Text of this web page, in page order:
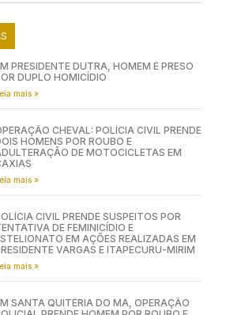
PRESIDENTE DUTRA, HOMEM É PRESO
DUPLO HOMICÍDIO
mais »
CHEVAL: POLÍCIA CIVIL PRENDE
HOMENS POR ROUBO E
DE MOTOCICLETAS EM
mais »
CIVIL PRENDE SUSPEITOS POR
DE FEMINICÍDIO E
EM AÇÕES REALIZADAS EM
VARGAS E ITAPECURU-MIRIM
mais »
SANTA QUITÉRIA DO MA, OPERAÇÃO